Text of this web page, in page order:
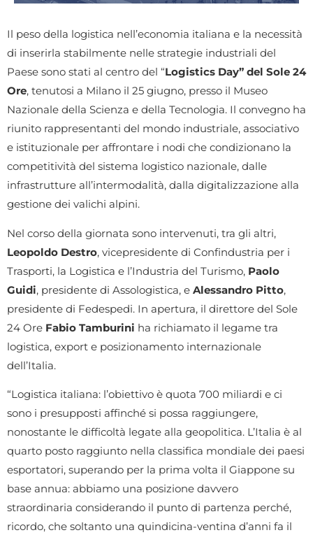
Il peso della logistica nell’economia italiana e la necessità
di inserirla stabilmente nelle strategie industriali del
Paese sono stati al centro del “Logistics Day” del Sole 24
Ore, tenutosi a Milano il 25 giugno, presso il Museo
Nazionale della Scienza e della Tecnologia. Il convegno ha
riunito rappresentanti del mondo industriale, associativo
e istituzionale per affrontare i nodi che condizionano la
competitività del sistema logistico nazionale, dalle
infrastrutture all’intermodalità, dalla digitalizzazione alla
gestione dei valichi alpini.
Nel corso della giornata sono intervenuti, tra gli altri,
Leopoldo Destro, vicepresidente di Confindustria per i
Trasporti, la Logistica e l’Industria del Turismo, Paolo
Guidi, presidente di Assologistica, e Alessandro Pitto,
presidente di Fedespedi. In apertura, il direttore del Sole
24 Ore Fabio Tamburini ha richiamato il legame tra
logistica, export e posizionamento internazionale
dell’Italia.
“Logistica italiana: l’obiettivo è quota 700 miliardi e ci
sono i presupposti affinché si possa raggiungere,
nonostante le difficoltà legate alla geopolitica. L’Italia è al
quarto posto raggiunto nella classifica mondiale dei paesi
esportatori, superando per la prima volta il Giappone su
base annua: abbiamo una posizione davvero
straordinaria considerando il punto di partenza perché,
ricordo, che soltanto una quindicina-ventina d’anni fa il